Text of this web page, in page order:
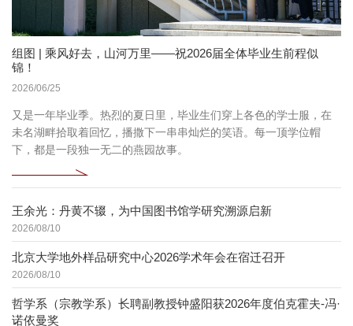
组图 | 乘风好去，山河万里——祝2026届全体毕业生前程似
锦！
2026/06/25
又是一年毕业季。热烈的夏日里，毕业生们穿上各色的学士服，在
未名湖畔拾取着回忆，播撒下一串串灿烂的笑语。每一顶学位帽
下，都是一段独一无二的燕园故事。
王余光：丹黄不辍，为中国图书馆学研究溯源启新
2026/08/10
北京大学地外样品研究中心2026学术年会在宿迁召开
2026/08/10
哲学系（宗教学系）长聘副教授钟盛阳获2026年度伯克霍夫-冯·
诺依曼奖